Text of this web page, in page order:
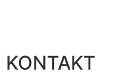
KONTAKT